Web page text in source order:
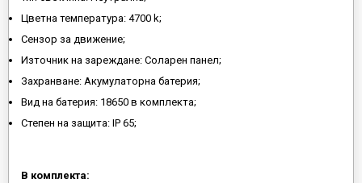
Цветна температура: 4700 k;
Сензор за движение;
Източник на зареждане: Соларен панел;
Захранване: Акумулаторна батерия;
Вид на батерия: 18650 в комплекта;
Степен на защита: IP 65;
В комплекта: